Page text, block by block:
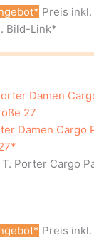
Preis
Bild-Link*
Damen Cargo
T. Porter Cargo
Preis